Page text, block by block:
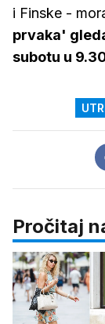
i Finske -
prvaka'
subotu u
Pročitaj